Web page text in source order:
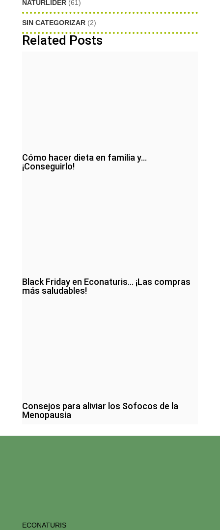
NATURLIDER (61)
SIN CATEGORIZAR (2)
Related Posts
Cómo hacer dieta en familia y…
¡Conseguirlo!
Black Friday en Econaturis… ¡Las compras
más saludables!
Consejos para aliviar los Sofocos de la
Menopausia
ECONATURIS